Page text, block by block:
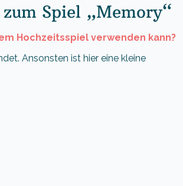
Spiel „Memory“
Hochzeitsspiel verwenden kann?
Ansonsten ist hier eine kleine